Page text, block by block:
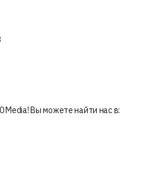
Media! Вы можете найти нас в: